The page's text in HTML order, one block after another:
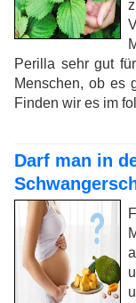
Perilla sehr gut
Menschen, ob es
Finden wir es im
Darf man in